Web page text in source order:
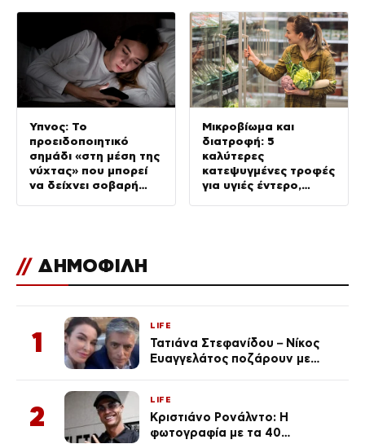
Ύπνος: Το
προειδοποιητικό
σημάδι «στη μέση της
νύχτας» που μπορεί
να δείχνει σοβαρή
Μικροβίωμα και
διατροφή: 5
καλύτερες
κατεψυγμένες τροφές
για υγιές έντερο,
// ΔΗΜΟΦΙΛΗ
1
LIFE
Τατιάνα Στεφανίδου – Νίκος
Ευαγγελάτος ποζάρουν με
2
LIFE
Κριστιάνο Ρονάλντο: Η
φωτογραφία με τα 40